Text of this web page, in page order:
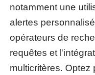
notamment une
alertes
opérateurs de
requêtes et
multicritères. Optez